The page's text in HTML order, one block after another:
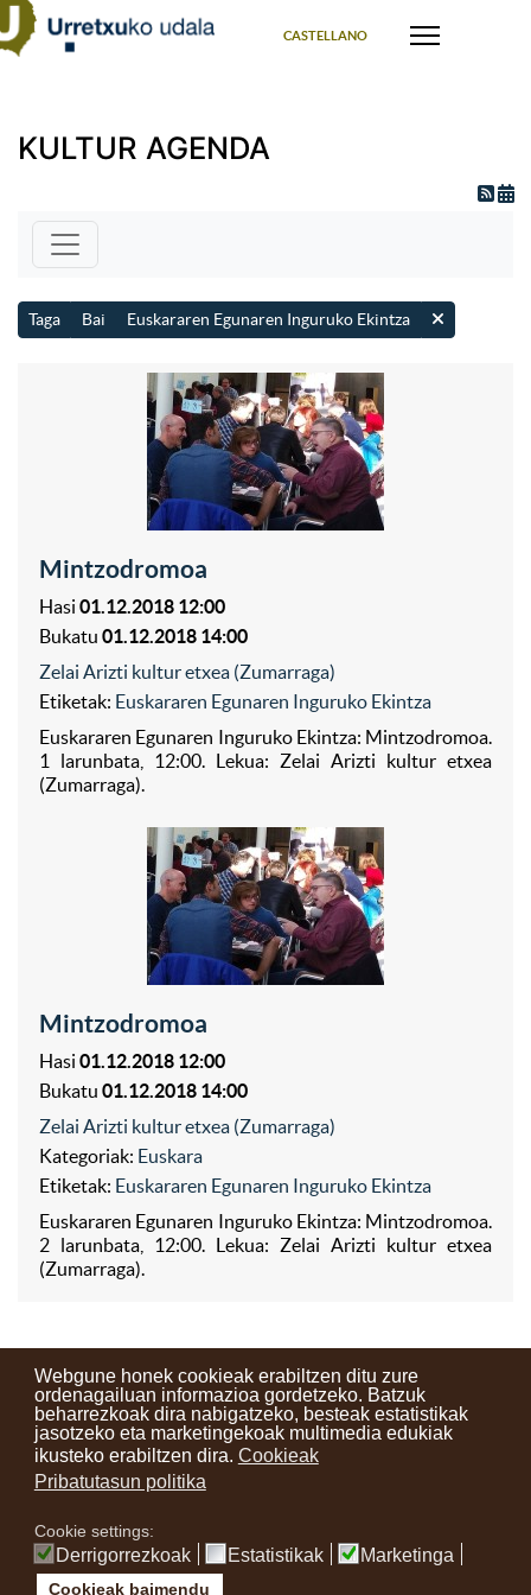
Webgune honek cookieak erabiltzen ditu zure
ordenagailuan informazioa gordetzeko. Batzuk
beharrezkoak dira nabigatzeko, besteak estatistikak
jasotzeko eta marketingekoak multimedia edukiak
ikusteko erabiltzen dira. Cookieak
Pribatutasun politika
Cookie settings:
Derrigorrezkoak Estatistikak Marketinga
Cookieak baimendu
CASTELLANO
KULTUR AGENDA
Taga Bai Euskararen Egunaren Inguruko Ekintza
Mintzodromoa
Hasi 01.12.2018 12:00
Bukatu 01.12.2018 14:00
Zelai Arizti kultur etxea (Zumarraga)
Etiketak: Euskararen Egunaren Inguruko Ekintza
Euskararen Egunaren Inguruko Ekintza: Mintzodromoa.
1 larunbata, 12:00. Lekua: Zelai Arizti kultur etxea
(Zumarraga).
Mintzodromoa
Hasi 01.12.2018 12:00
Bukatu 01.12.2018 14:00
Zelai Arizti kultur etxea (Zumarraga)
Kategoriak: Euskara
Etiketak: Euskararen Egunaren Inguruko Ekintza
Euskararen Egunaren Inguruko Ekintza: Mintzodromoa.
2 larunbata, 12:00. Lekua: Zelai Arizti kultur etxea
(Zumarraga).
Kontaktuak Erabilera baldintzak Lege oharra
Berriak
Zure iritzia